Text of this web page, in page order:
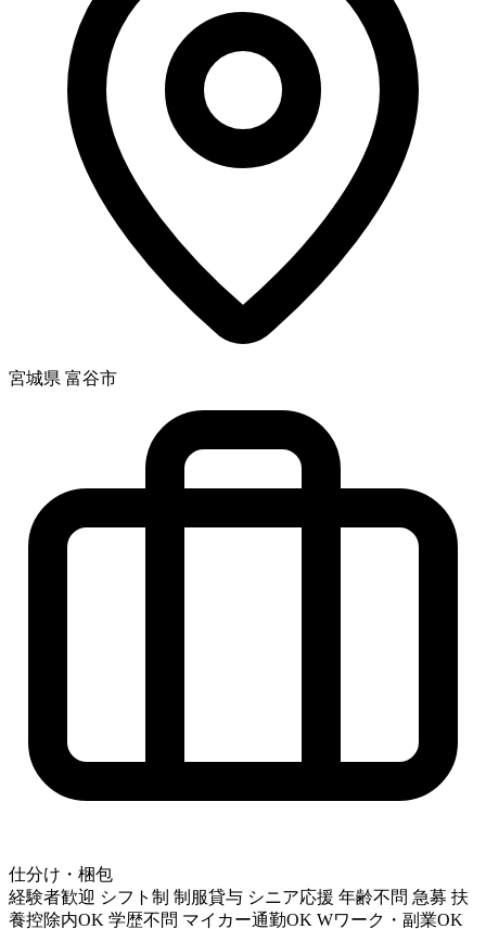
宮城県 富谷市
仕分け・梱包
経験者歓迎 シフト制 制服貸与 シニア応援 年齢不問 急募 扶
養控除内OK 学歴不問 マイカー通勤OK Wワーク・副業OK